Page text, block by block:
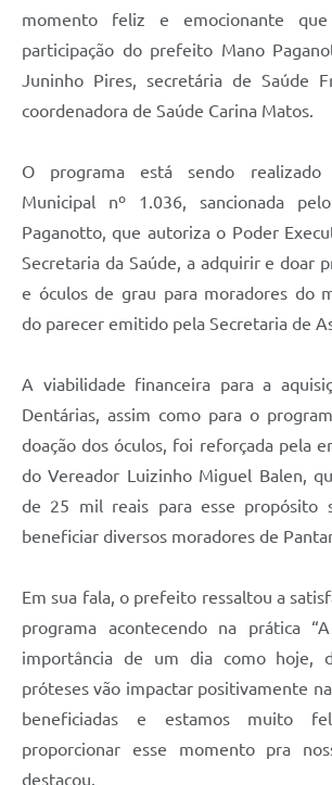
momento feliz e emocionante
participação do prefeito Mano
Juninho Pires, secretária de Saúde
coordenadora de Saúde Carina Matos.
O programa está sendo
Municipal nº 1.036, sancionada
Paganotto, que autoriza o Poder
Secretaria da Saúde, a adquirir e doar
e óculos de grau para moradores do
do parecer emitido pela Secretaria de
A viabilidade financeira para a
Dentárias, assim como para o
doação dos óculos, foi reforçada pela
do Vereador Luizinho Miguel Balen,
de 25 mil reais para esse propósito
beneficiar diversos moradores de
Em sua fala, o prefeito ressaltou a
programa acontecendo na prática
importância de um dia como hoje,
próteses vão impactar positivamente
beneficiadas e estamos muito
proporcionar esse momento pra
destacou.